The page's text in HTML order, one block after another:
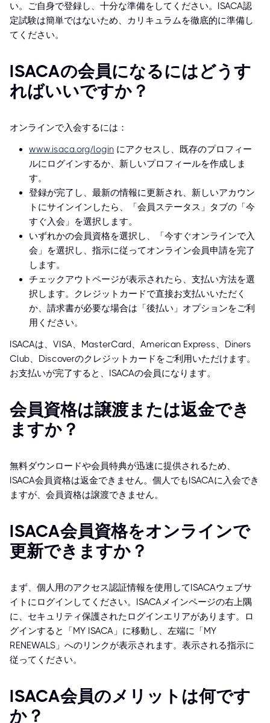
い。ご自身で登録し、十分な準備をしてください。ISACA認
定試験は簡単ではないため、カリキュラムを徹底的に準備し
てください。
ISACAの会員になるにはどうす
ればいいですか？
オンラインで入会するには：
www.isaca.org/login にアクセスし、既存のプロフィー
ルにログインするか、新しいプロフィールを作成しま
す。
登録が完了し、最新の情報に更新され、新しいアカウン
トにサインインしたら、「会員ステータス」タブの「今
すぐ入会」を選択します。
いずれかの会員資格を選択し、「今すぐオンラインで入
会」を選択し、指示に従ってオンライン会員申請を完了
します。
チェックアウトページが表示されたら、支払い方法を選
択します。クレジットカードで直接お支払いいただく
か、請求書が必要な場合は「後払い」オプションをご利
用ください。
ISACAは、VISA、MasterCard、American Express、Diners
Club、Discoverのクレジットカードをご利用いただけます。
お支払いが完了すると、ISACAの会員になります。
会員資格は譲渡または返金でき
ますか？
無料ダウンロードや会員特典が迅速に提供されるため、
ISACA会員資格は返金できません。個人でもISACAに入会でき
ますが、会員資格は譲渡できません。
ISACA会員資格をオンラインで
更新できますか？
まず、個人用のアクセス認証情報を使用してISACAウェブサ
イトにログインしてください。ISACAメインページの右上隅
に、セキュリティ保護されたログインエリアがあります。ロ
グインすると「MY ISACA」に移動し、左端に「MY
RENEWALS」へのリンクが表示されます。表示される指示に
従ってください。
ISACA会員のメリットは何です
か？